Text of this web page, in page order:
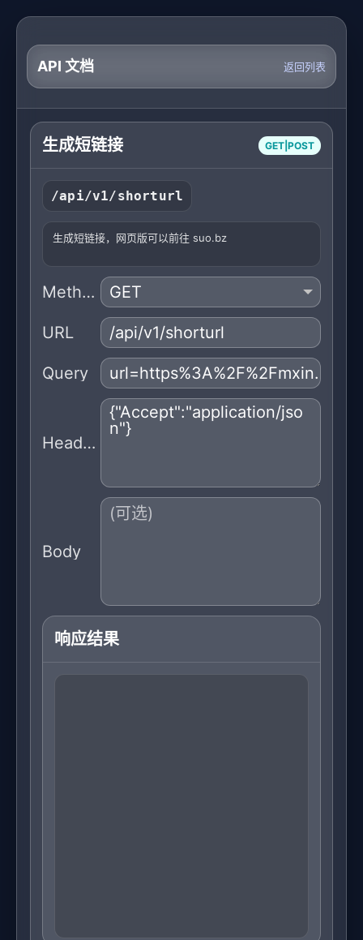
API 文档 返回列表
生成短链接 GET|POST
/api/v1/shorturl
生成短链接，网页版可以前往 suo.bz
Method
URL
Query
Headers
Body
响应结果